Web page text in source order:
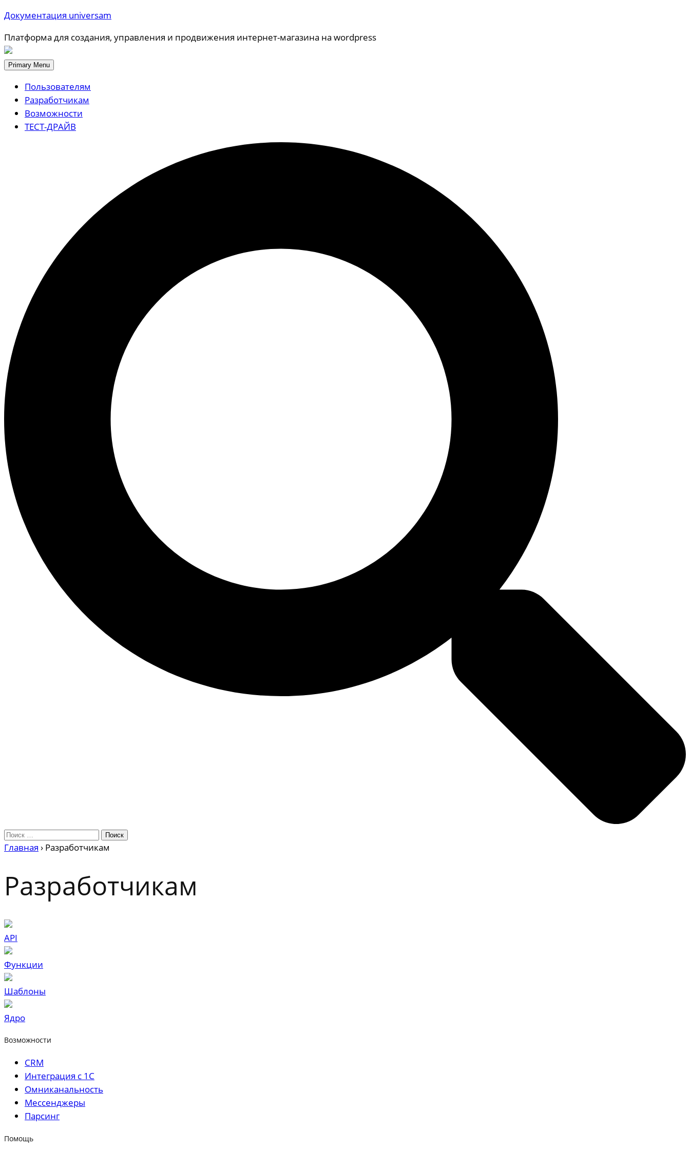
Документация universam
Платформа для создания, управления и продвижения интернет-магазина на wordpress
Primary Menu
Пользователям
Разработчикам
Возможности
ТЕСТ-ДРАЙВ
Главная › Разработчикам
Разработчикам
API
Функции
Шаблоны
Ядро
Возможности
CRM
Интеграция с 1С
Омниканальность
Мессенджеры
Парсинг
Помощь